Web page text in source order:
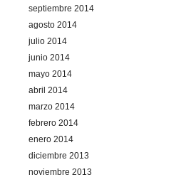
septiembre 2014
agosto 2014
julio 2014
junio 2014
mayo 2014
abril 2014
marzo 2014
febrero 2014
enero 2014
diciembre 2013
noviembre 2013